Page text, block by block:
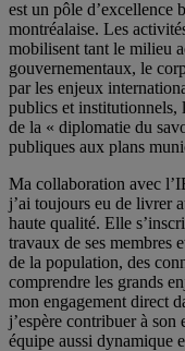
est un pôle d’excellence
montréalaise. Les
mobilisent tant le milieu
gouvernementaux, le
par les enjeux
publics et institutionnels,
de la « diplomatie du
publiques aux plans
Ma collaboration avec
j’ai toujours eu de livrer
haute qualité. Elle
travaux de ses membres
de la population, des
comprendre les grands
mon engagement direct
j’espère contribuer à son
équipe aussi dynamique